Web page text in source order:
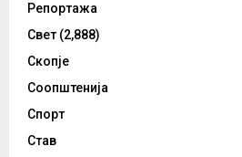
Репортажа
Свет (2,888)
Скопје
Соопштенија
Спорт
Став